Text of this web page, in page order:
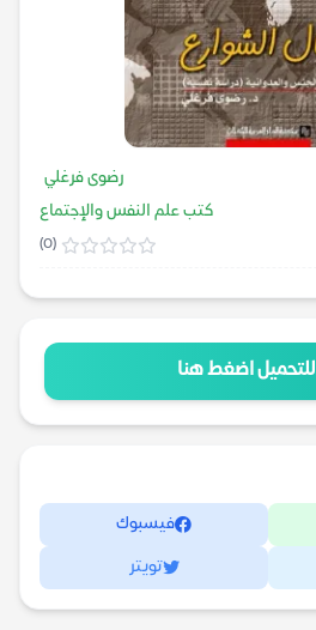
رضوى فرغلي
كتب علم النفس والإجتماع
(0)
للتحميل اضغط هنا
فيسبوك
تويتر